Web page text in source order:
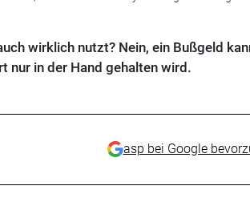
wirklich nutzt? Nein, ein Bußgeld
nur in der Hand gehalten wird.
asp bei Google